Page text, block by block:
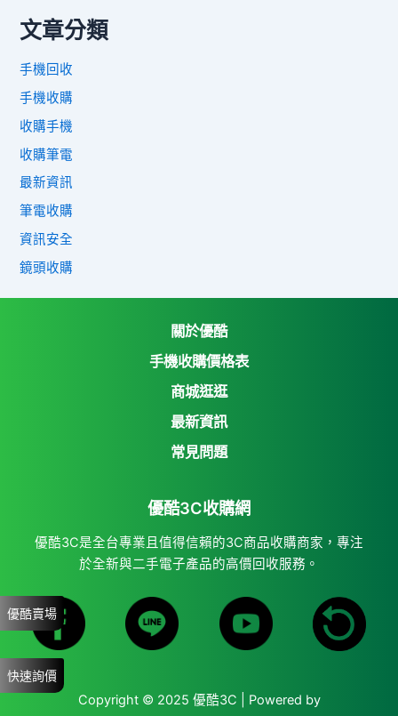
文章分類
手機回收
手機收購
收購手機
收購筆電
最新資訊
筆電收購
資訊安全
鏡頭收購
關於優酷
手機收購價格表
商城逛逛
優酷3C收購網
Yahoo購物中心
7-11 i open mall
蝦皮購物
最新資訊
常見問題
優酷3C收購網
優酷3C是全台專業且值得信賴的3C商品收購商家，專注
於全新與二手電子產品的高價回收服務。
Copyright © 2025 優酷3C | Powered by
優酷賣場
快速詢價